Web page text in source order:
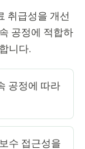
취급성을 개선
공정에 적합하
니다.
공정에 따라
수 접근성을